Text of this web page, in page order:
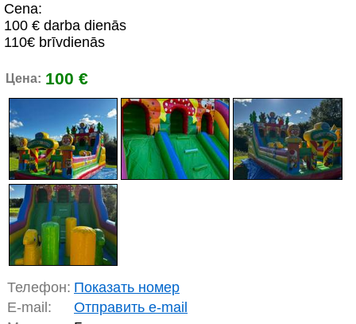
Cena:
100 € darba dienās
110€ brīvdienās
Цена: 100 €
Телефон: Показать номер
E-mail:
Отправить e-mail